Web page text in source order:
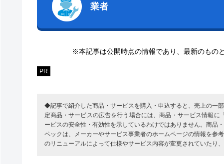
業者
※本記事は公開時点の情報であり、最新のもの
PR
◆記事で紹介した商品・サービスを購入・申込すると、売上の一
定商品・サービスの広告を行う場合には、商品・サービス情報
ービスの安全性・有効性を示しているわけではありません。商
ペックは、メーカーやサービス事業者のホームページの情報を
のリニューアルによって仕様やサービス内容が変更されていたり